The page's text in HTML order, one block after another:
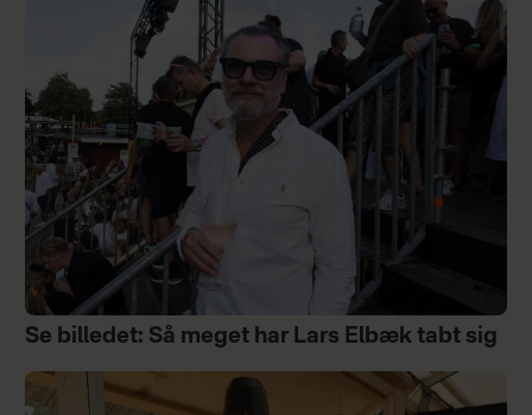
Se billedet: Så meget har Lars Elbæk tabt sig